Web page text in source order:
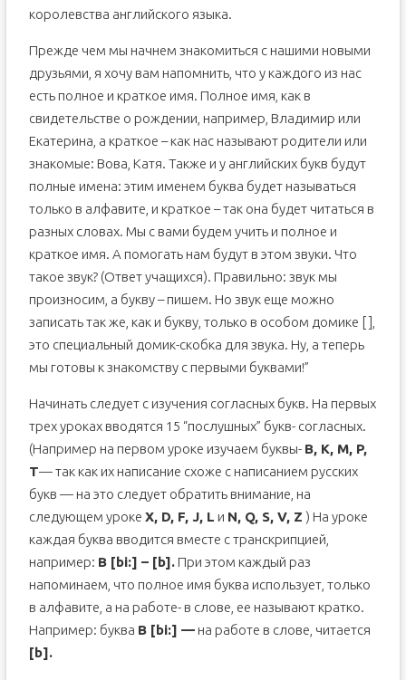
королевства английского языка.
Прежде чем мы начнем знакомиться с нашими новыми
друзьями, я хочу вам напомнить, что у каждого из нас
есть полное и краткое имя. Полное имя, как в
свидетельстве о рождении, например, Владимир или
Екатерина, а краткое – как нас называют родители или
знакомые: Вова, Катя. Также и у английских букв будут
полные имена: этим именем буква будет называться
только в алфавите, и краткое – так она будет читаться в
разных словах. Мы с вами будем учить и полное и
краткое имя. А помогать нам будут в этом звуки. Что
такое звук? (Ответ учащихся). Правильно: звук мы
произносим, а букву – пишем. Но звук еще можно
записать так же, как и букву, только в особом домике [ ],
это специальный домик-скобка для звука. Ну, а теперь
мы готовы к знакомству с первыми буквами!”
Начинать следует с изучения согласных букв. На первых
трех уроках вводятся 15 “послушных” букв- согласных.
(Например на первом уроке изучаем буквы- B, K, M, P,
T— так как их написание схоже с написанием русских
букв — на это следует обратить внимание, на
следующем уроке X, D, F, J, L и N, Q, S, V, Z ) На уроке
каждая буква вводится вместе с транскрипцией,
например: B [bi:] – [b].При этом каждый раз
напоминаем, что полное имя буква использует, только
в алфавите, а на работе- в слове, ее называют кратко.
Например: буква B [bi:] —на работе в слове, читается
[b].